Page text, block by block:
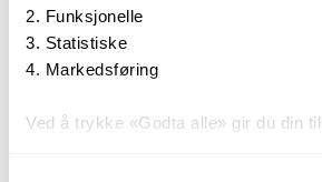
Funksjonelle
Statistiske
Markedsføring
Ved å trykke «Godta alle» gir du din